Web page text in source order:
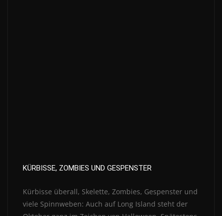
KÜRBISSE, ZOMBIES UND GESPENSTER
Kürbisse überall, Skelette, Zombies, Gespenster und
viele Spinnweben: Auch auf Long Island steht der